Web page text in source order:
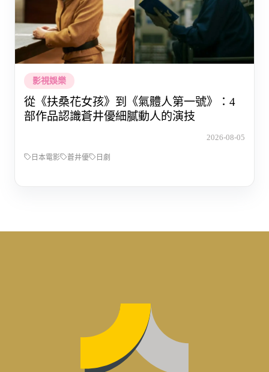
影視娛樂
從《扶桑花女孩》到《氣體人第一號》：4
部作品認識蒼井優細膩動人的演技
2026-08-05
日本電影 蒼井優 日劇